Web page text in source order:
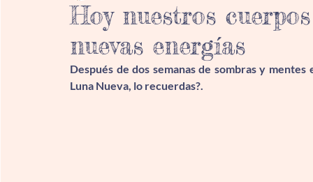
Hoy nuestros
nuevas energías
Después de dos semanas de sombras y
Luna Nueva, lo recuerdas?.